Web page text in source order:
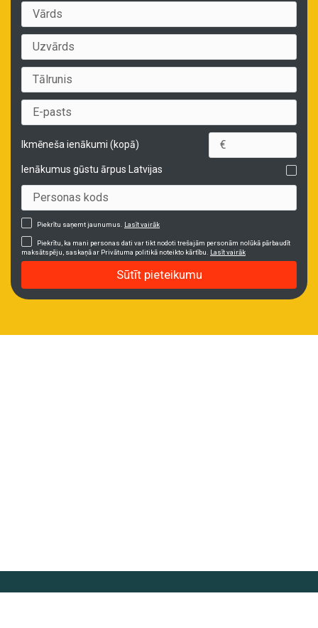
Ikmēneša ienākumi (kopā)
Ienākumus gūstu ārpus Latvijas
Piekrītu saņemt jaunumus. Lasīt vairāk
Piekrītu, ka mani personas dati var tikt nodoti trešajām personām nolūkā pārbaudīt
maksātspēju, saskaņā ar Privātuma politikā noteikto kārtību. Lasīt vairāk
Sūtīt pieteikumu